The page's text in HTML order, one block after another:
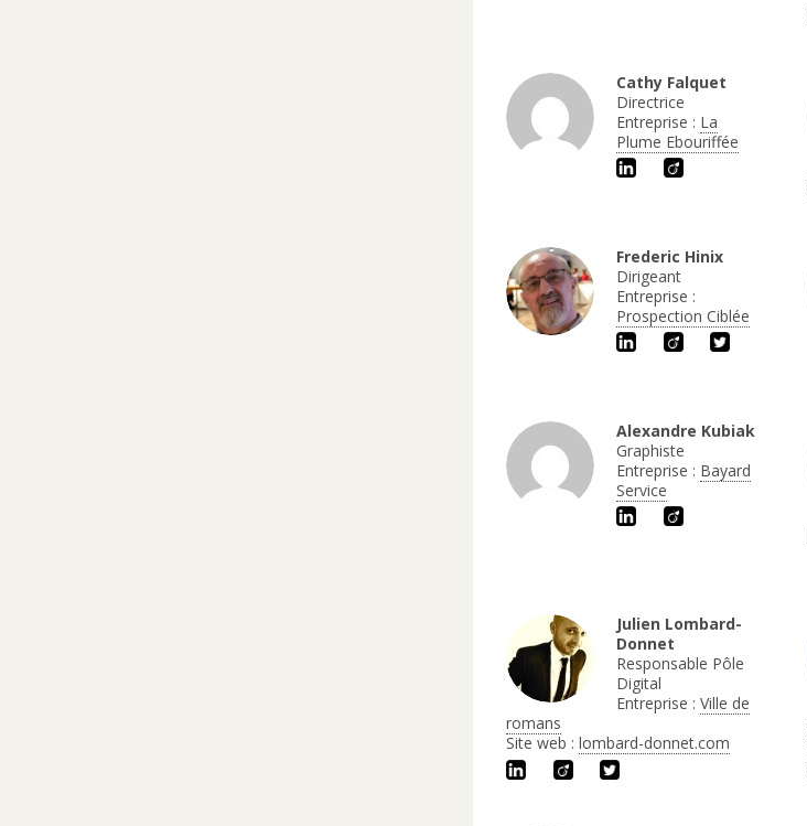
Cathy Falquet
Directrice
Entreprise : La
Plume Ebouriffée
Frederic Hinix
Dirigeant
Entreprise :
Prospection Ciblée
Alexandre Kubiak
Graphiste
Entreprise : Bayard
Service
Julien Lombard-
Donnet
Responsable Pôle
Digital
Entreprise :Ville de
romans
Site web :lombard-donnet.com